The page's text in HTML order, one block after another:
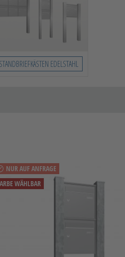
STANDBRIEFKÄSTEN EDELSTAHL
NUR AUF ANFRAGE
WÄHLBAR